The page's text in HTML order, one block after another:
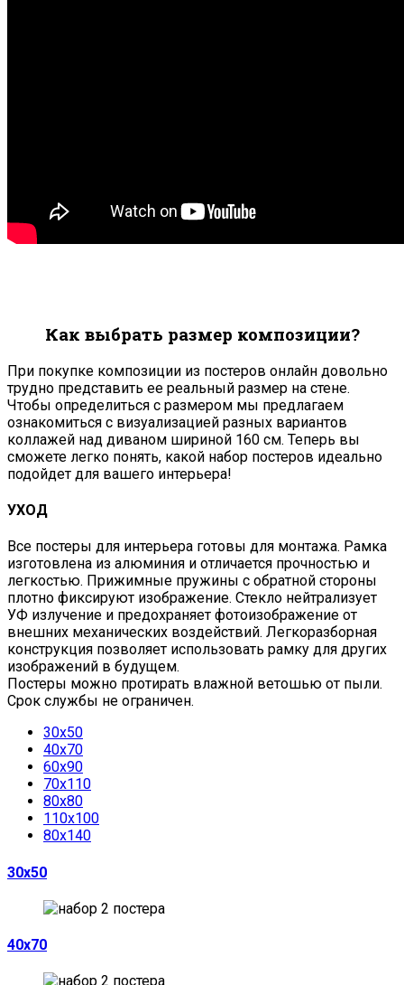
Как выбрать размер композиции?
При покупке композиции из постеров онлайн довольно
трудно представить ее реальный размер на стене.
Чтобы определиться с размером мы предлагаем
ознакомиться с визуализацией разных вариантов
коллажей над диваном шириной 160 см. Теперь вы
сможете легко понять, какой набор постеров идеально
подойдет для вашего интерьера!
УХОД
Все постеры для интерьера готовы для монтажа. Рамка
изготовлена из алюминия и отличается прочностью и
легкостью. Прижимные пружины с обратной стороны
плотно фиксируют изображение. Стекло нейтрализует
УФ излучение и предохраняет фотоизображение от
внешних механических воздействий. Легкоразборная
конструкция позволяет использовать рамку для других
изображений в будущем.
Постеры можно протирать влажной ветошью от пыли.
Срок службы не ограничен.
30х50
40х70
60х90
70х110
80х80
110х100
80х140
30х50
40х70